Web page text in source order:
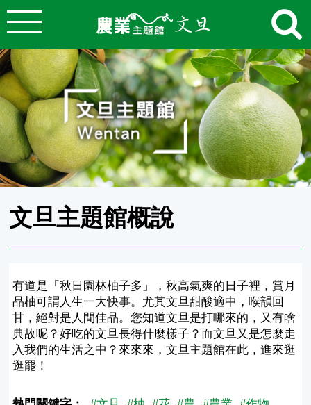
跳到主要內容
農業知識入口網
文旦主題館概說
有道是「秋日園林柚子多」，秋高氣爽的日子裡，賞月
品柚可謂人生一大快事。尤其文旦甜酸適中，喉韻回
甘，絕對是人間佳品。您知道文旦是打哪來的，又有啥
典故呢？好吃的文旦長得什麼樣子？而文旦又是怎麼走
入我們的生活之中？來來來，文旦主題館在此，進來逛
逛罷！